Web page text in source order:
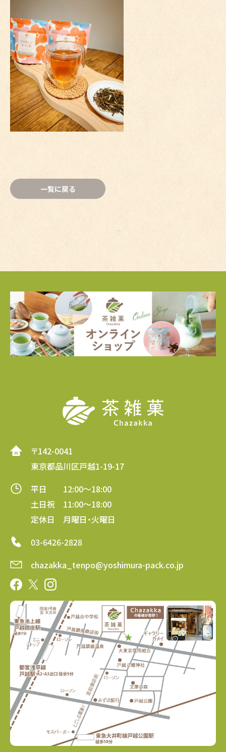
一覧に戻る
〒142-0041
東京都品川区戸越1-19-17
平日 12:00～18:00
土日祝 11:00～18:00
定休日 月曜日・火曜日
03-6426-2828
chazakka_tenpo@yoshimura-pack.co.jp